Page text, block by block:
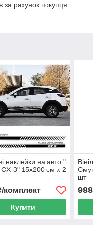
за рахунок покупця
наклейки на авто "
3" 15х200 см х 2
комплект
Купити
шт
988